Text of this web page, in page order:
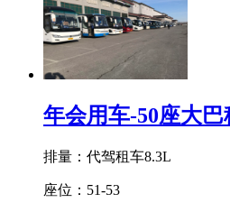
年会用车-50座大巴
排量：代驾租车8.3L
座位：51-53